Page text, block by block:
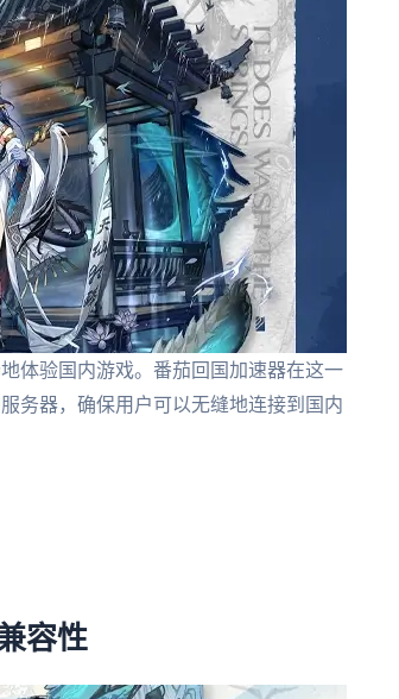
体验国内游戏。番茄回国加速器在这一
务器，确保用户可以无缝地连接到国内
容性